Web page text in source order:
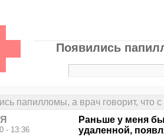
Появились
папилломы, а врач говорит, что
- 13:36
Раньше у меня
удаленной,